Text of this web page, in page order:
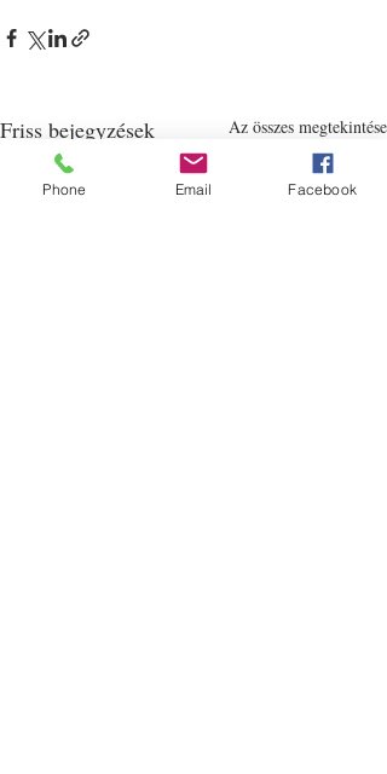
Friss bejegyzések Az összes megtekintése
Phone Email Facebook